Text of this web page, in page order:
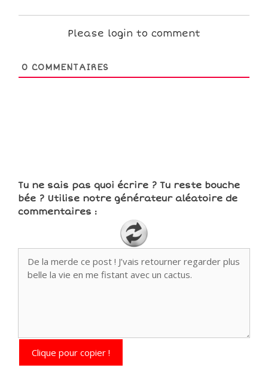
Please login to comment
0 COMMENTAIRES
Tu ne sais pas quoi écrire ? Tu reste bouche
bée ? Utilise notre générateur aléatoire de
commentaires :
Clique pour copier !